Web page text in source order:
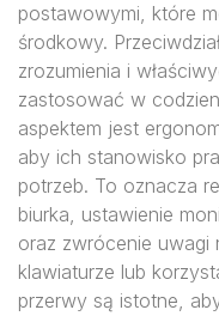
postawowymi, które
środkowy.
zrozumienia i
zastosować w
aspektem jest
aby ich stanowisko
potrzeb. To oznacza
biurka, ustawienie
oraz zwrócenie uwagi
klawiaturze lub
przerwy są istotne,